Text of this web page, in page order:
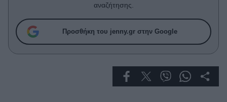
Ask the Guru
Success Stories
αναζήτησης.
Προσθήκη του jenny.gr στην Google